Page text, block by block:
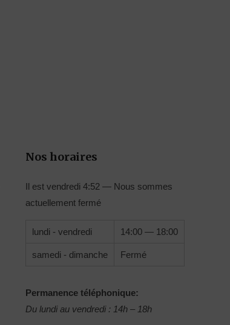
Nos horaires
Il estvendredi 4:52 — Nous sommes
actuellement fermé
lundi - vendredi 14:00 — 18:00
samedi - dimanche Fermé
Permanence téléphonique:
Du lundi au vendredi : 14h – 18h